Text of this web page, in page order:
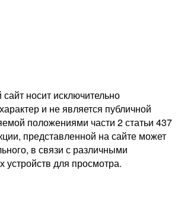
носит исключительно
и не является публичной
положениями части 2 статьи 437
представленной на сайте может
в связи с различными
устройств для просмотра.